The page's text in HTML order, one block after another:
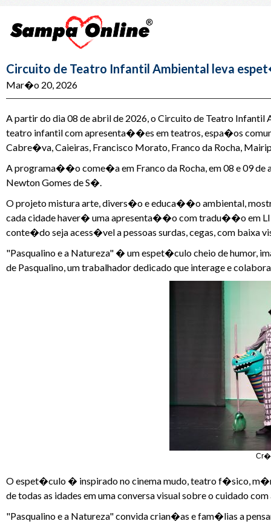
Circuito de Teatro Infantil Ambiental leva
Mar�o 20, 2026
A partir do dia 08 de abril de 2026, o Circuito de Teatro
teatro infantil com apresenta��es em teatros, espa�os
Cabre�va, Caieiras, Francisco Morato, Franco da Rocha,
A programa��o come�a em Franco da Rocha, em 08 e 09
Newton Gomes de S�.
O projeto mistura arte, divers�o e educa��o ambiental,
cada cidade haver� uma apresenta��o com tradu��o em
conte�do seja acess�vel a pessoas surdas, cegas, com baixa
"Pasqualino e a Natureza" � um espet�culo cheio de humor,
de Pasqualino, um trabalhador dedicado que interage e
O espet�culo � inspirado no cinema mudo, teatro f�sico,
de todas as idades em uma conversa visual sobre o cuidado
"Pasqualino e a Natureza" convida crian�as e fam�lias a